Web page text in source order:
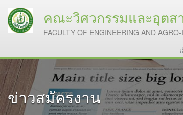
คณะวิศวกรรมและอุตส
FACULTY OF ENGINEERING AND
ข่าวสมัครงาน